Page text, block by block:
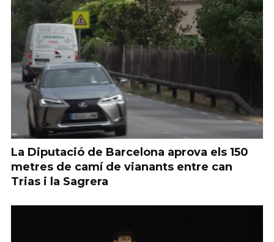
La Diputació de Barcelona aprova els 150
metres de camí de vianants entre can
Trias i la Sagrera